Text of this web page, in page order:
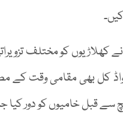
کو مختلف
کل بھی مقامی وقت
سے قبل خامیوں کو دور کیا